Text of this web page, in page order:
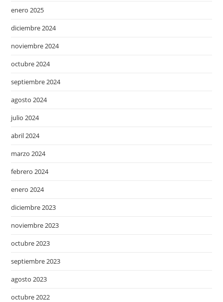
enero 2025
diciembre 2024
noviembre 2024
octubre 2024
septiembre 2024
agosto 2024
julio 2024
abril 2024
marzo 2024
febrero 2024
enero 2024
diciembre 2023
noviembre 2023
octubre 2023
septiembre 2023
agosto 2023
octubre 2022